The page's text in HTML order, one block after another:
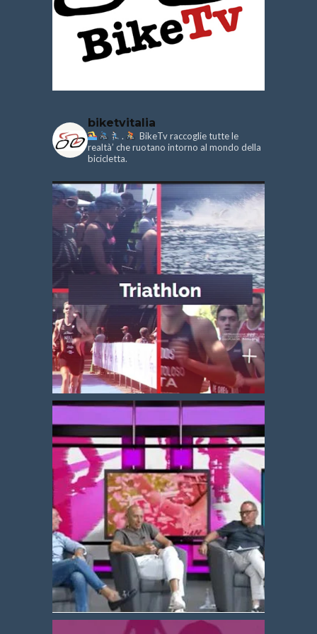
biketvitalia
.
BikeTv raccoglie tutte le
realtà’ che ruotano intorno al mondo della
bicicletta.